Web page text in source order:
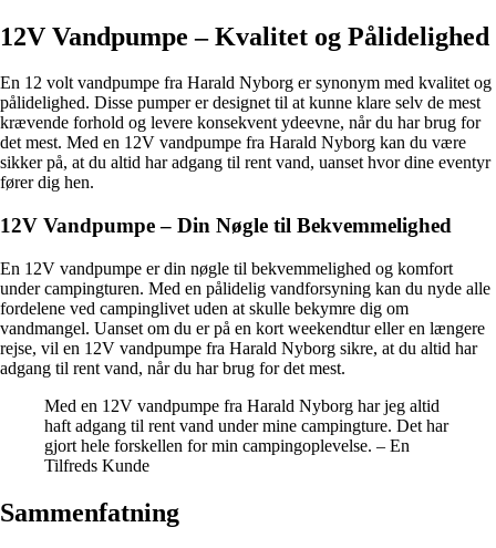
12V Vandpumpe – Kvalitet og Pålidelighed
En 12 volt vandpumpe fra Harald Nyborg er synonym med kvalitet og
pålidelighed. Disse pumper er designet til at kunne klare selv de mest
krævende forhold og levere konsekvent ydeevne, når du har brug for
det mest. Med en 12V vandpumpe fra Harald Nyborg kan du være
sikker på, at du altid har adgang til rent vand, uanset hvor dine eventyr
fører dig hen.
12V Vandpumpe – Din Nøgle til Bekvemmelighed
En 12V vandpumpe er din nøgle til bekvemmelighed og komfort
under campingturen. Med en pålidelig vandforsyning kan du nyde alle
fordelene ved campinglivet uden at skulle bekymre dig om
vandmangel. Uanset om du er på en kort weekendtur eller en længere
rejse, vil en 12V vandpumpe fra Harald Nyborg sikre, at du altid har
adgang til rent vand, når du har brug for det mest.
Med en 12V vandpumpe fra Harald Nyborg har jeg altid
haft adgang til rent vand under mine campingture. Det har
gjort hele forskellen for min campingoplevelse. – En
Tilfreds Kunde
Sammenfatning